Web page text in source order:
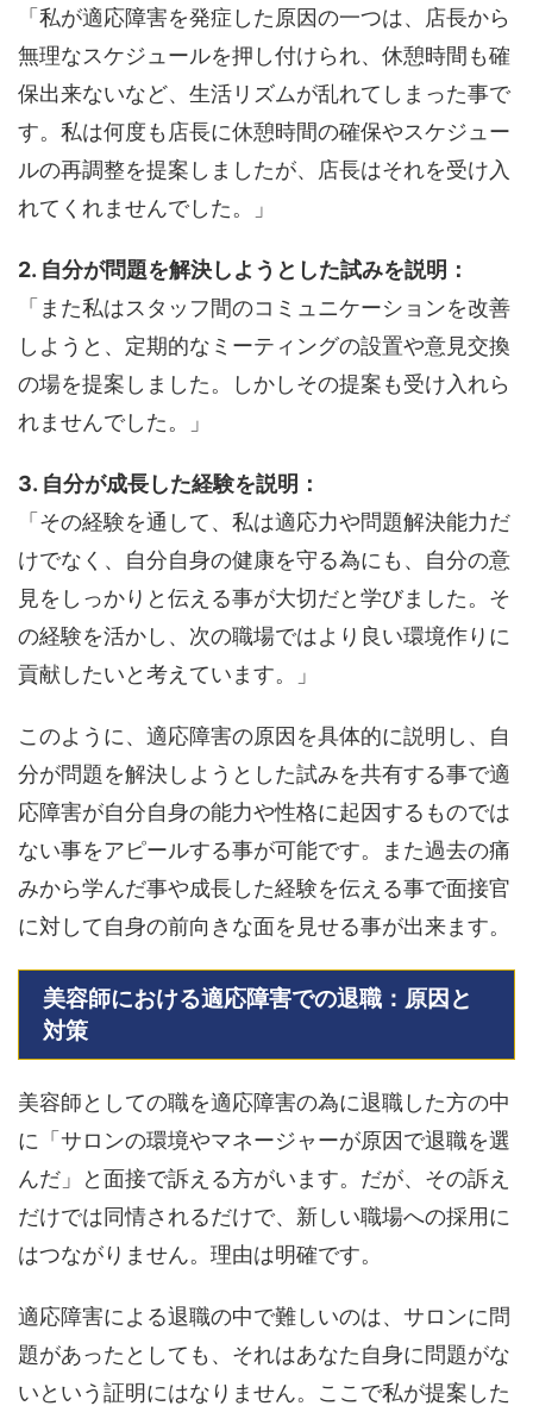
「私が適応障害を発症した原因の一つは、店長から
無理なスケジュールを押し付けられ、休憩時間も確
保出来ないなど、生活リズムが乱れてしまった事で
す。私は何度も店長に休憩時間の確保やスケジュー
ルの再調整を提案しましたが、店長はそれを受け入
れてくれませんでした。」
2. 自分が問題を解決しようとした試みを説明：
「また私はスタッフ間のコミュニケーションを改善
しようと、定期的なミーティングの設置や意見交換
の場を提案しました。しかしその提案も受け入れら
れませんでした。」
3. 自分が成長した経験を説明：
「その経験を通して、私は適応力や問題解決能力だ
けでなく、自分自身の健康を守る為にも、自分の意
見をしっかりと伝える事が大切だと学びました。そ
の経験を活かし、次の職場ではより良い環境作りに
貢献したいと考えています。」
このように、適応障害の原因を具体的に説明し、自
分が問題を解決しようとした試みを共有する事で適
応障害が自分自身の能力や性格に起因するものでは
ない事をアピールする事が可能です。また過去の痛
みから学んだ事や成長した経験を伝える事で面接官
に対して自身の前向きな面を見せる事が出来ます。
美容師における適応障害での退職：原因と
対策
美容師としての職を適応障害の為に退職した方の中
に「サロンの環境やマネージャーが原因で退職を選
んだ」と面接で訴える方がいます。だが、その訴え
だけでは同情されるだけで、新しい職場への採用に
はつながりません。理由は明確です。
適応障害による退職の中で難しいのは、サロンに問
題があったとしても、それはあなた自身に問題がな
いという証明にはなりません。ここで私が提案した